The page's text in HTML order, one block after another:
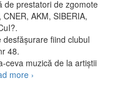
de prestatori de zgomote
AKM, SIBERIA,
fiind clubul
48.
ceva muzică de la artiștii
more Sick Mindz V – 5
›